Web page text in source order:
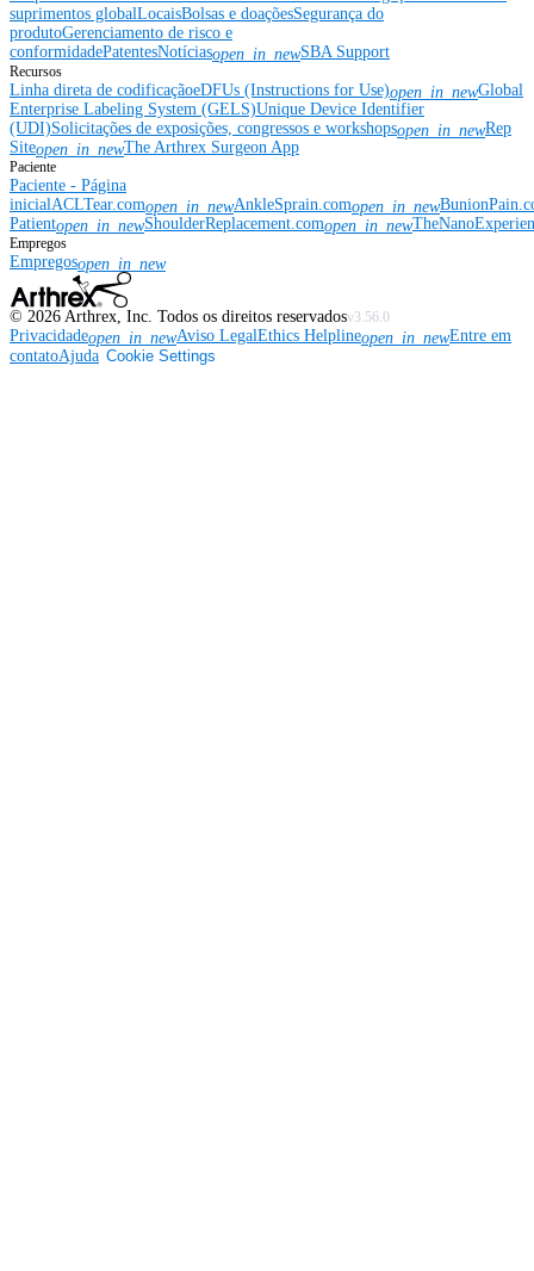
suprimentos globalLocaisBolsas e doaçõesSegurança do
produtoGerenciamento de risco e
conformidadePatentesNotíciasopen_in_newSBA Support
Recursos
Linha direta de codificaçãoeDFUs (Instructions for Use)open_in_newGlobal
Enterprise Labeling System (GELS)Unique Device Identifier
(UDI)Solicitações de exposições, congressos e workshopsopen_in_newRep
Siteopen_in_newThe Arthrex Surgeon App
Paciente
Paciente - Página
inicialACLTear.comopen_in_newAnkleSprain.comopen_in_new
Patientopen_in_newShoulderReplacement.comopen_in_new
Empregos
Empregosopen_in_new
© 2026 Arthrex, Inc. Todos os direitos reservadosv3.56.0
Privacidadeopen_in_newAviso LegalEthics Helplineopen_in_newEntre em
contatoAjuda Cookie Settings